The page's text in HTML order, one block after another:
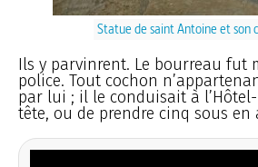
Statue de saint Antoine et son
Ils y parvinrent. Le bourreau fut
police. Tout cochon
par lui ; il le conduisait à
tête, ou de prendre cinq sous en